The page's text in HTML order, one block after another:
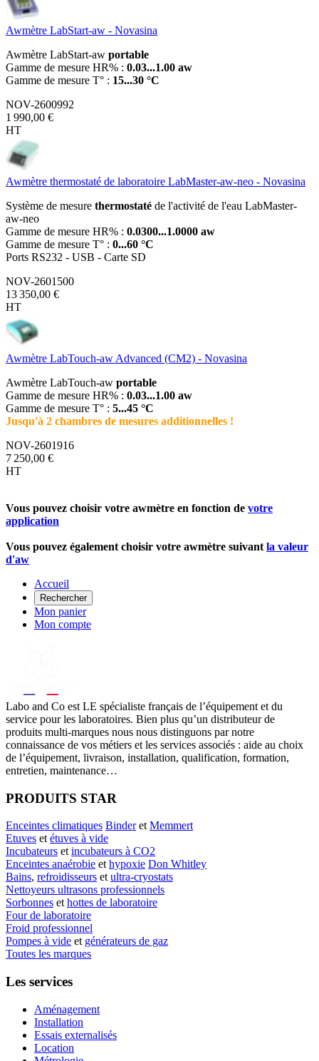
Awmètre LabStart-aw - Novasina
Awmètre LabStart-aw portable
Gamme de mesure HR% : 0.03...1.00 aw
Gamme de mesure T° : 15...30 °C
NOV-2600992
1 990,00 €
HT
Awmètre thermostaté de laboratoire LabMaster-aw-neo - Novasina
Système de mesure thermostaté de l'activité de l'eau LabMaster-
aw-neo
Gamme de mesure HR% : 0.0300...1.0000 aw
Gamme de mesure T° : 0...60 °C
Ports RS232 - USB - Carte SD
NOV-2601500
13 350,00 €
HT
Awmètre LabTouch-aw Advanced (CM2) - Novasina
Awmètre LabTouch-aw portable
Gamme de mesure HR% : 0.03...1.00 aw
Gamme de mesure T° : 5...45 °C
Jusqu'à 2 chambres de mesures additionnelles !
NOV-2601916
7 250,00 €
HT
Vous pouvez choisir votre awmètre en fonction de votre
application
Vous pouvez également choisir votre awmètre suivant la valeur
d'aw
Accueil
Rechercher
Mon panier
Mon compte
Labo and Co est LE spécialiste français de l’équipement et du
service pour les laboratoires. Bien plus qu’un distributeur de
produits multi-marques nous nous distinguons par notre
connaissance de vos métiers et les services associés : aide au choix
de l’équipement, livraison, installation, qualification, formation,
entretien, maintenance…
PRODUITS STAR
Enceintes climatiques Binderet Memmert
Etuves et étuves à vide
Incubateurs et incubateurs à CO2
Enceintes anaérobie et hypoxie Don Whitley
Bains, refroidisseurs et ultra-cryostats
Nettoyeurs ultrasons professionnels
Sorbonnes et hottes de laboratoire
Four de laboratoire
Froid professionnel
Pompes à vide et générateurs de gaz
Toutes les marques
Les services
Aménagement
Installation
Essais externalisés
Location